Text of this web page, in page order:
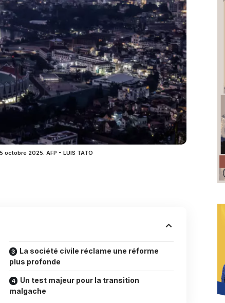
2025. AFP - LUIS TATO
La société civile réclame une réforme
plus profonde
Un test majeur pour la transition
malgache